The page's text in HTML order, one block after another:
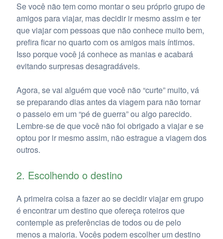
Se você não tem como montar o seu próprio grupo de
amigos para viajar, mas decidir ir mesmo assim e ter
que viajar com pessoas que não conhece muito bem,
prefira ficar no quarto com os amigos mais íntimos.
Isso porque você já conhece as manias e acabará
evitando surpresas desagradáveis.
Agora, se vai alguém que você não “curte” muito, vá
se preparando dias antes da viagem para não tornar
o passeio em um “pé de guerra” ou algo parecido.
Lembre-se de que você não foi obrigado a viajar e se
optou por ir mesmo assim, não estrague a viagem dos
outros.
2. Escolhendo o destino
A primeira coisa a fazer ao se decidir viajar em grupo
é encontrar um destino que ofereça roteiros que
contemple as preferências de todos ou de pelo
menos a maioria. Vocês podem escolher um destino